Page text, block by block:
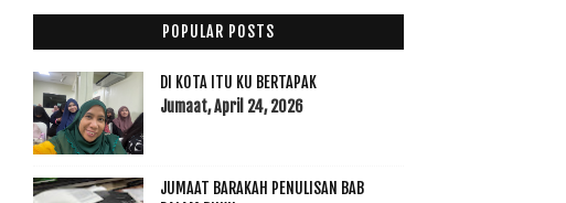
►September(23)
►Ogos(16)
►Julai(23)
▼Jun(28)
Nur Jannah In The House
FIFA World Cup in Memory
POPULAR POSTS
DI KOTA ITU KU BERTAPAK
Jumaat, April 24, 2026
JUMAAT BARAKAH PENULISAN BAB